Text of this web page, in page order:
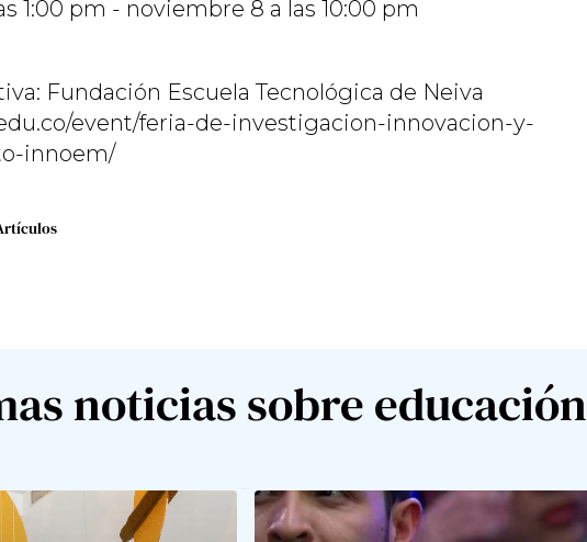
1:00 pm - noviembre 8 a las 10:00 pm
Fundación Escuela Tecnológica de Neiva
event/feria-de-investigacion-innovacion-y-
innoem/
noticias sobre educación